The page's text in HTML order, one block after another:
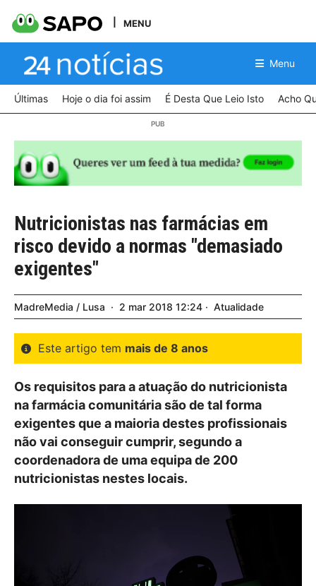
MENU
Menu
Últimas Hoje o dia foi assim É Desta Que Leio Isto Acho
Nutricionistas nas farmácias em
risco devido a normas "demasiado
exigentes"
MadreMedia / Lusa 2 mar 2018 12:24 Atualidade
Este artigo tem mais de 8 anos
Os requisitos para a atuação do nutricionista
na farmácia comunitária são de tal forma
exigentes que a maioria destes profissionais
não vai conseguir cumprir, segundo a
coordenadora de uma equipa de 200
nutricionistas nestes locais.